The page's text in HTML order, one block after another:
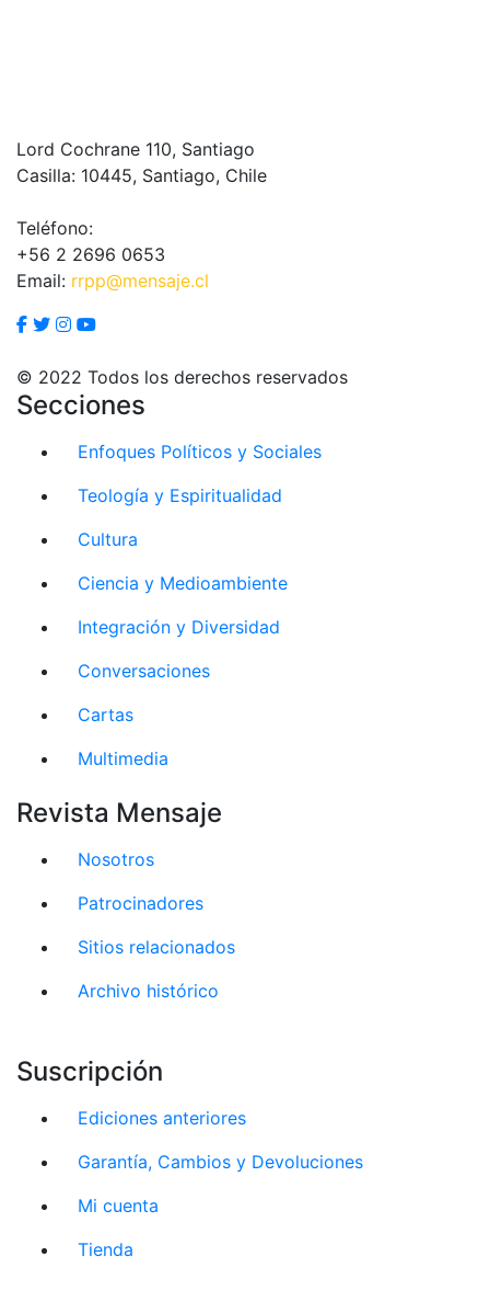
Lord Cochrane 110, Santiago
Casilla: 10445, Santiago, Chile
Teléfono:
+56 2 2696 0653
Email: rrpp@mensaje.cl
© 2022 Todos los derechos reservados
Secciones
Enfoques Políticos y Sociales
Teología y Espiritualidad
Cultura
Ciencia y Medioambiente
Integración y Diversidad
Conversaciones
Cartas
Multimedia
Revista Mensaje
Nosotros
Patrocinadores
Sitios relacionados
Archivo histórico
Suscripción
Ediciones anteriores
Garantía, Cambios y Devoluciones
Mi cuenta
Tienda